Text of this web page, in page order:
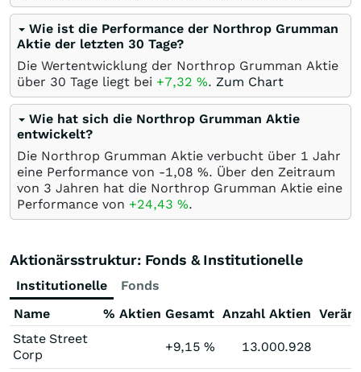
Wie ist die Performance der Northrop Grumman
Aktie der letzten 30 Tage?
Die Wertentwicklung der Northrop Grumman Aktie
über 30 Tage liegt bei +7,32 %. Zum Chart
Wie hat sich die Northrop Grumman Aktie
entwickelt?
Die Northrop Grumman Aktie verbucht über 1 Jahr
eine Performance von -1,08 %. Über den Zeitraum
von 3 Jahren hat die Northrop Grumman Aktie eine
Performance von +24,43 %.
Aktionärsstruktur: Fonds & Institutionelle
Institutionelle
Fonds
Name
% Aktien Gesamt Anzahl Aktien
State Street
Corp
+9,15% 13.000.928